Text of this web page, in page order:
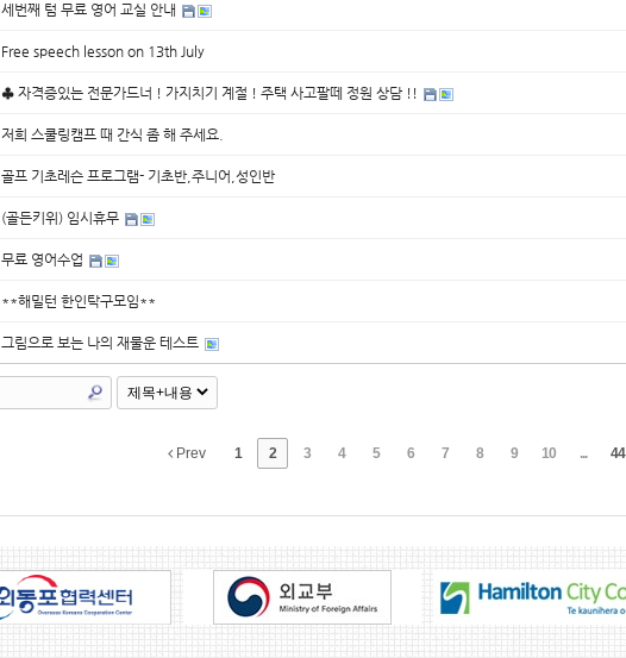
세번째 텀 무료 영어 교실 안내
Free speech lesson on 13th July
♣ 자격증있는 전문가드너 ! 가지치기 계절 ! 주택 사고팔떼 정원 상담 !!
저희 스쿨링캠프 때 간식 좀 해 주세요.
골프 기초레슨 프로그램- 기초반,주니어,성인반
(골든키위) 임시휴무
무료 영어수업
**해밀턴 한인탁구모임**
그림으로 보는 나의 재물운 테스트
Prev 1 2 3 4 5 6 7 8 9 10 ... 44